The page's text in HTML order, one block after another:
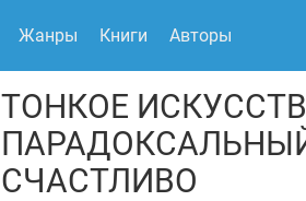
Жанры Книги Авторы
ТОНКОЕ
СЧАСТЛИВО